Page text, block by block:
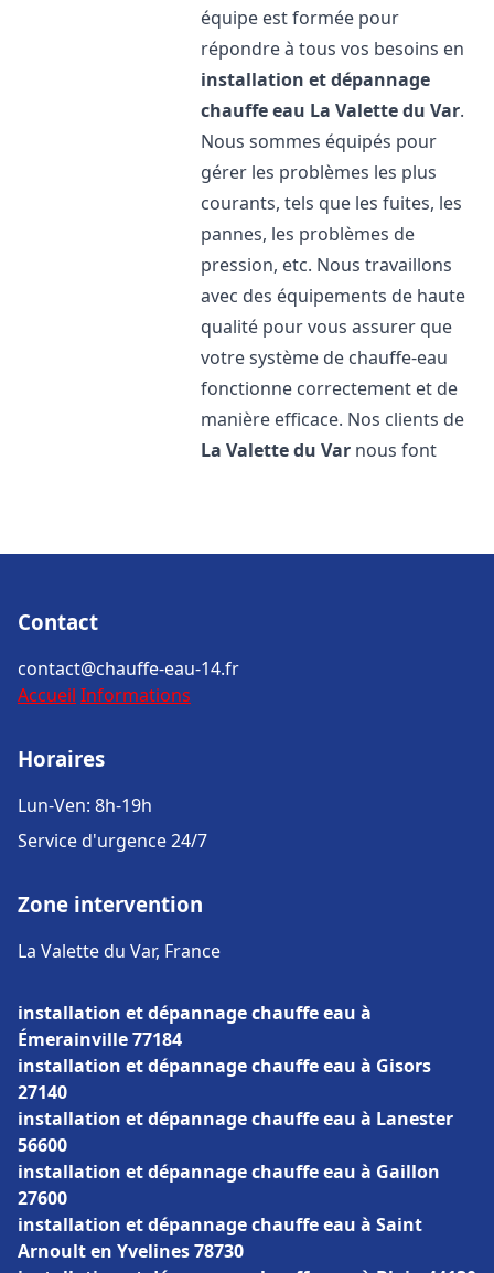
équipe est formée pour
répondre à tous vos besoins en
installation et dépannage
chauffe eau La Valette du Var.
Nous sommes équipés pour
gérer les problèmes les plus
courants, tels que les fuites, les
pannes, les problèmes de
pression, etc. Nous travaillons
avec des équipements de haute
qualité pour vous assurer que
votre système de chauffe-eau
fonctionne correctement et de
manière efficace. Nos clients de
La Valette du Var nous font
Contact
contact@chauffe-eau-14.fr
Accueil Informations
Horaires
Lun-Ven: 8h-19h
Service d'urgence 24/7
Zone intervention
La Valette du Var, France
installation et dépannage chauffe eau à
Émerainville 77184
installation et dépannage chauffe eau à Gisors
27140
installation et dépannage chauffe eau à Lanester
56600
installation et dépannage chauffe eau à Gaillon
27600
installation et dépannage chauffe eau à Saint
Arnoult en Yvelines 78730